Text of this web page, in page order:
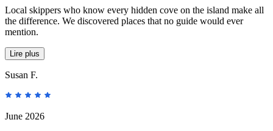
Local skippers who know every hidden cove on the island make all
the difference. We discovered places that no guide would ever
mention.
Lire plus
Susan F.
June 2026